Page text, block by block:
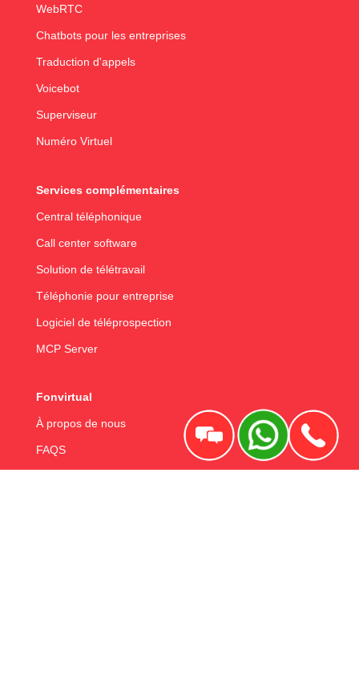
WebRTC
Chatbots pour les entreprises
Traduction d'appels
Voicebot
Superviseur
Numéro Virtuel
Services complémentaires
Central téléphonique
Call center software
Solution de télétravail
Téléphonie pour entreprise
Logiciel de téléprospection
MCP Server
Fonvirtual
À propos de nous
FAQS